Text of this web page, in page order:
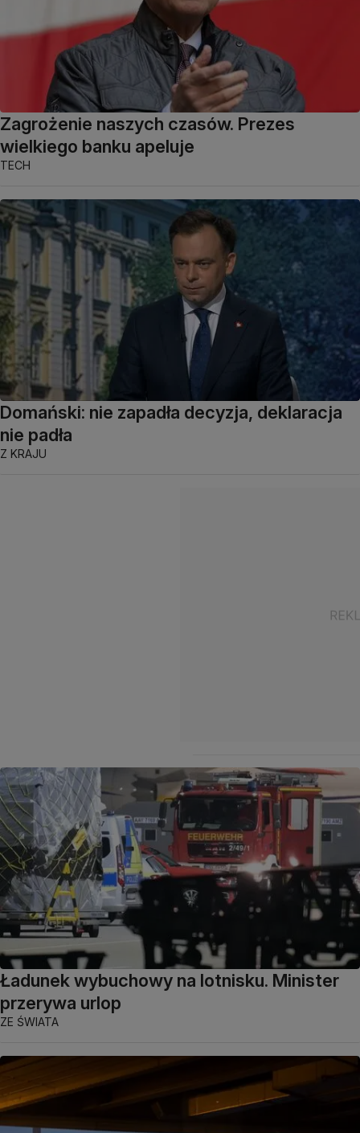
Zagrożenie naszych czasów. Prezes
wielkiego banku apeluje
TECH
Domański: nie zapadła decyzja, deklaracja
nie padła
Z KRAJU
Ładunek wybuchowy na lotnisku. Minister
przerywa urlop
ZE ŚWIATA